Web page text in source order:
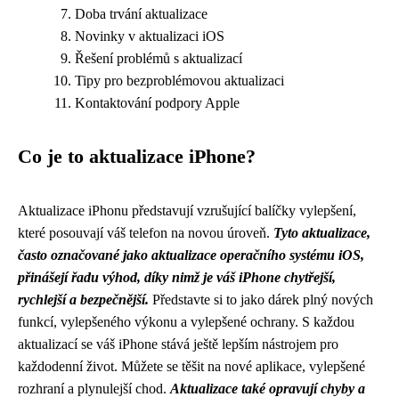
Doba trvání aktualizace
Novinky v aktualizaci iOS
Řešení problémů s aktualizací
Tipy pro bezproblémovou aktualizaci
Kontaktování podpory Apple
Co je to aktualizace iPhone?
Aktualizace iPhonu představují vzrušující balíčky vylepšení,
které posouvají váš telefon na novou úroveň. Tyto aktualizace,
často označované jako aktualizace operačního systému iOS,
přinášejí řadu výhod, díky nimž je váš iPhone chytřejší,
rychlejší a bezpečnější. Představte si to jako dárek plný nových
funkcí, vylepšeného výkonu a vylepšené ochrany. S každou
aktualizací se váš iPhone stává ještě lepším nástrojem pro
každodenní život. Můžete se těšit na nové aplikace, vylepšené
rozhraní a plynulejší chod. Aktualizace také opravují chyby a